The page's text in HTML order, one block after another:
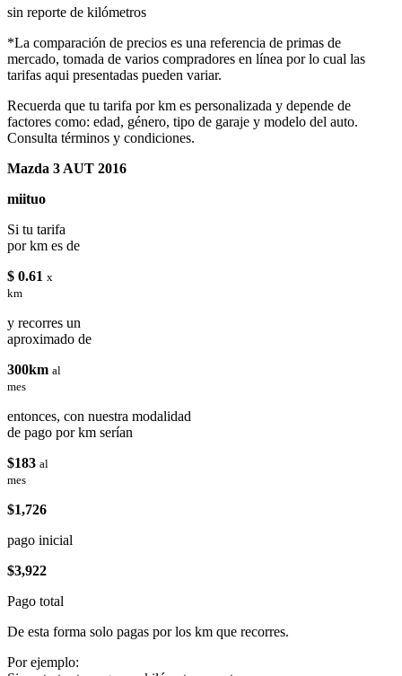
sin reporte de kilómetros
*La comparación de precios es una referencia de primas de
mercado, tomada de varios compradores en línea por lo cual las
tarifas aqui presentadas pueden variar.
Recuerda que tu tarifa por km es personalizada y depende de
factores como: edad, género, tipo de garaje y modelo del auto.
Consulta términos y condiciones.
Mazda 3 AUT 2016
miituo
Si tu tarifa
por km es de
$ 0.61 x
km
y recorres un
aproximado de
300km al
mes
entonces, con nuestra modalidad
de pago por km serían
$183 al
mes
$1,726
pago inicial
$3,922
Pago total
De esta forma solo pagas por los km que recorres.
Por ejemplo: